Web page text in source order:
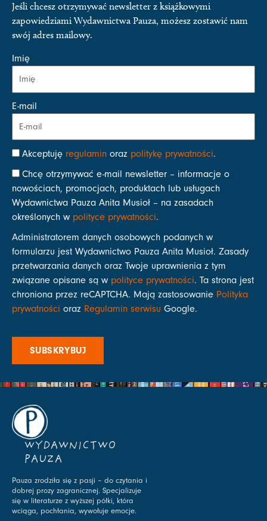
Jeśli chcesz otrzymywać newsletter z książkowymi
zapowiedziami Wydawnictwa Pauza, możesz zostawić nam
swój adres mailowy.
Imię
E-mail
Akceptuję regulamin oraz politykę prywatności.
Chcę otrzymywać e-mail newsletter – informacje o
nowościach, promocjach, produktach lub usługach
Wydawnictwa Pauza Anita Musioł – na zasadach
określonych w polityce prywatności.
Administratorem danych osobowych podanych w
formularzu jest Wydawnictwo Pauza Anita Musioł. Zasady
przetwarzania danych oraz Twoje uprawnienia z tym
związane opisane są w polityce prywatności. Ta strona jest
chroniona przez reCAPTCHA. Mają zastosowanie Polityka
prywatności oraz Regulamin serwisu Google.
SUBSKRYBUJ
WYDAWNICTWO
PAUZA
Pauza zrodziła się z pasji – do czytania i
dobrej prozy zagranicznej. Specjalizuje
się w literaturze z wyższej półki, która
wciąga, pochłania, wywołuje emocje.